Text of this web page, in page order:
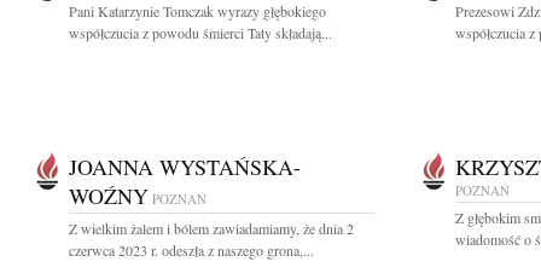
Pani Katarzynie Tomczak wyrazy głębokiego
współczucia z powodu śmierci Taty składają...
Prezesowi
współczucia
JOANNA WYSTAŃSKA-
WOŹNY POZNAŃ
Z wielkim żalem i bólem zawiadamiamy, że dnia 2
czerwca 2023 r. odeszła z naszego grona,...
POZNAŃ
Z głębokim
wiadomość o